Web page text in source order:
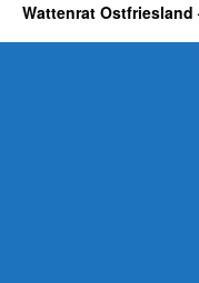
Wattenrat